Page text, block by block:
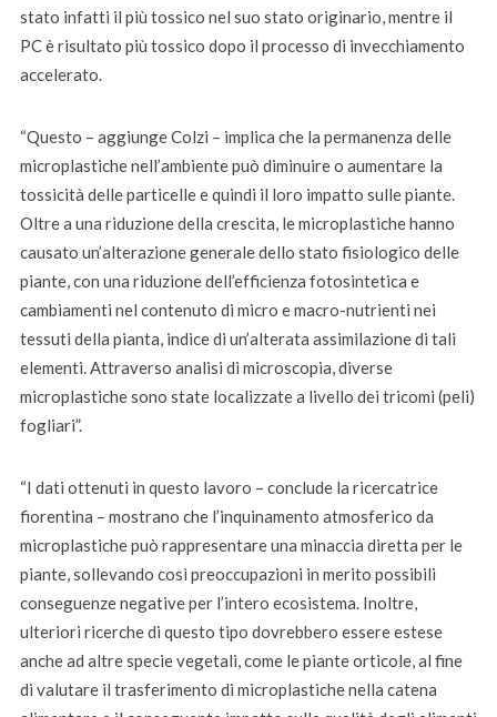
stato infatti il più tossico nel suo stato originario, mentre il
PC è risultato più tossico dopo il processo di invecchiamento
accelerato.
“Questo – aggiunge Colzi – implica che la permanenza delle
microplastiche nell’ambiente può diminuire o aumentare la
tossicità delle particelle e quindi il loro impatto sulle piante.
Oltre a una riduzione della crescita, le microplastiche hanno
causato un’alterazione generale dello stato fisiologico delle
piante, con una riduzione dell’efficienza fotosintetica e
cambiamenti nel contenuto di micro e macro-nutrienti nei
tessuti della pianta, indice di un’alterata assimilazione di tali
elementi. Attraverso analisi di microscopia, diverse
microplastiche sono state localizzate a livello dei tricomi (peli)
fogliari”.
“I dati ottenuti in questo lavoro – conclude la ricercatrice
fiorentina – mostrano che l’inquinamento atmosferico da
microplastiche può rappresentare una minaccia diretta per le
piante, sollevando così preoccupazioni in merito possibili
conseguenze negative per l’intero ecosistema. Inoltre,
ulteriori ricerche di questo tipo dovrebbero essere estese
anche ad altre specie vegetali, come le piante orticole, al fine
di valutare il trasferimento di microplastiche nella catena